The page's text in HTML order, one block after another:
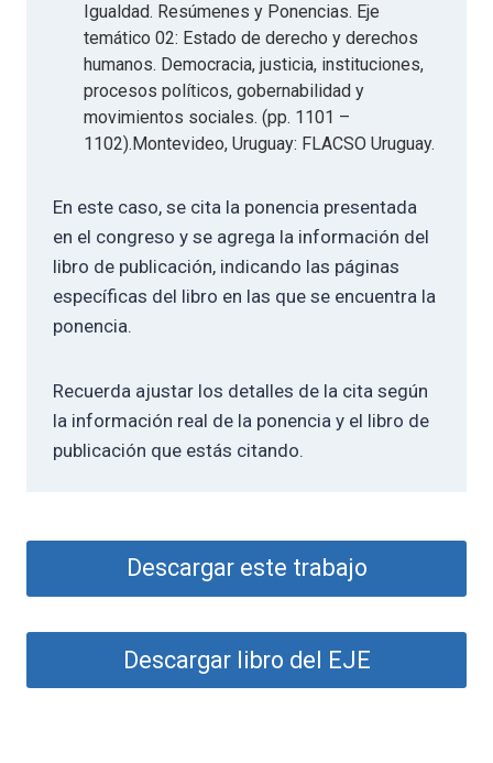
Igualdad. Resúmenes y Ponencias. Eje
temático 02: Estado de derecho y derechos
humanos. Democracia, justicia, instituciones,
procesos políticos, gobernabilidad y
movimientos sociales. (pp. 1101 –
1102).Montevideo, Uruguay: FLACSO Uruguay.
En este caso, se cita la ponencia presentada
en el congreso y se agrega la información del
libro de publicación, indicando las páginas
específicas del libro en las que se encuentra la
ponencia.
Recuerda ajustar los detalles de la cita según
la información real de la ponencia y el libro de
publicación que estás citando.
Descargar este trabajo
Descargar libro del EJE